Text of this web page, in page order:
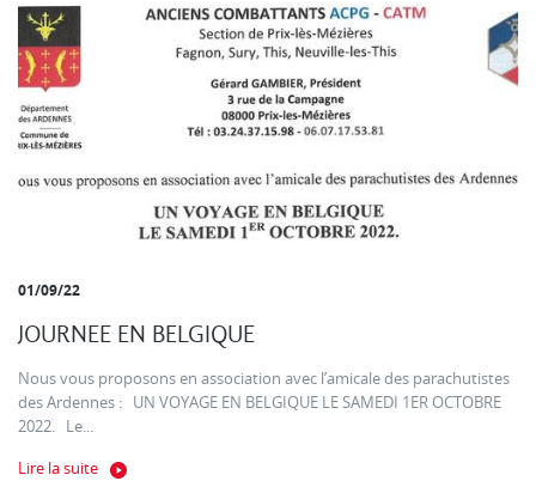
01/09/22
JOURNEE EN BELGIQUE
Nous vous proposons en association avec l’amicale des parachutistes
des Ardennes : UN VOYAGE EN BELGIQUE LE SAMEDI 1ER OCTOBRE
2022. Le...
Lire la suite